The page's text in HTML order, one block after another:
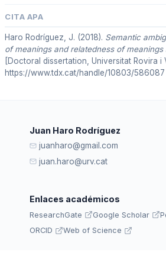
CITA APA
Haro Rodríguez, J. (2018). Semantic
of meanings and relatedness of
[Doctoral dissertation, Universitat Rovira i
https://www.tdx.cat/handle/10803/586087
Juan Haro Rodríguez
juanharo@gmail.com
juan.haro@urv.cat
Enlaces académicos
ResearchGate Google Scholar
ORCID
Web of Science